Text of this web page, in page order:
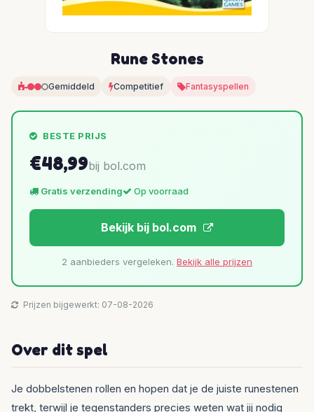
Rune Stones
Gemiddeld Competitief Fantasyspellen
BESTE PRIJS
€48,99bij bol.com
Gratis verzending Op voorraad
Bekijk bij bol.com
2 aanbieders vergeleken. Bekijk alle prijzen
Prijzen bijgewerkt: 07-08-2026
Over dit spel
Je dobbelstenen rollen en hopen dat je de juiste runestenen
trekt, terwijl je tegenstanders precies weten wat jij nodig